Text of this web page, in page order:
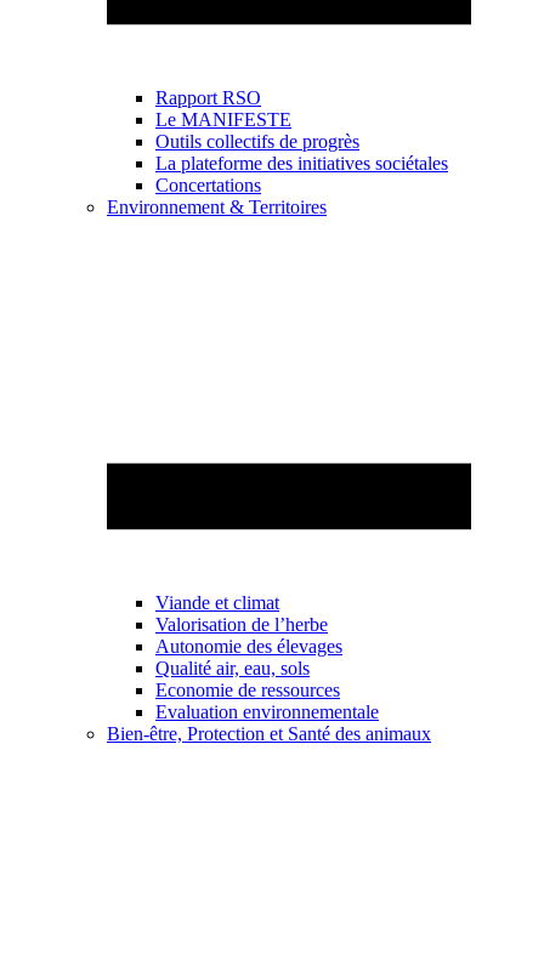
Rapport RSO
Le MANIFESTE
Outils collectifs de progrès
La plateforme des initiatives sociétales
Concertations
Environnement & Territoires
Viande et climat
Valorisation de l’herbe
Autonomie des élevages
Qualité air, eau, sols
Economie de ressources
Evaluation environnementale
Bien-être, Protection et Santé des animaux